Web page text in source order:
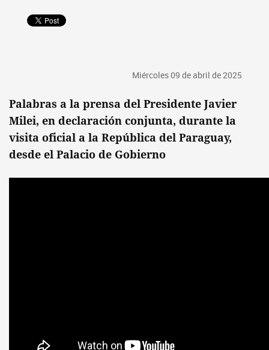
Miércoles 09 de abril de 2025
Palabras a la prensa del Presidente Javier
Milei, en declaración conjunta, durante la
visita oficial a la República del Paraguay,
desde el Palacio de Gobierno